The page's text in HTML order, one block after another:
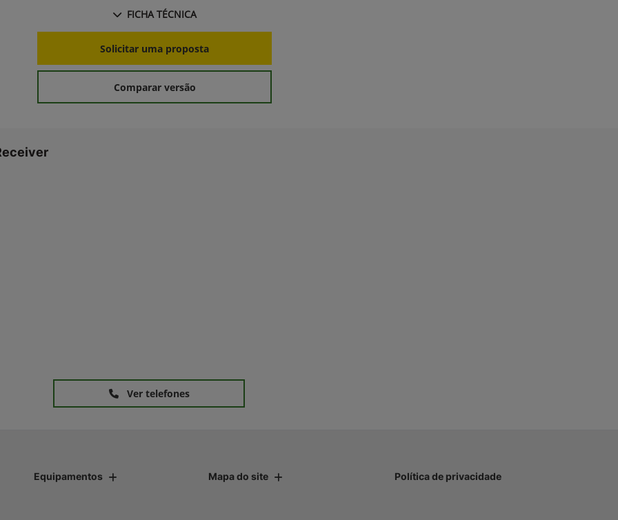
FICHA TÉCNICA
Solicitar uma proposta
Comparar versão
Ver telefones
Equipamentos Mapa do site Política de privacidade